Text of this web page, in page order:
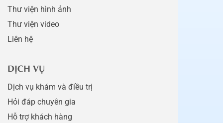
Thư viện hình ảnh
Thư viện video
Liên hệ
DỊCH VỤ
Dịch vụ khám và điều trị
Hỏi đáp chuyên gia
Hỗ trợ khách hàng